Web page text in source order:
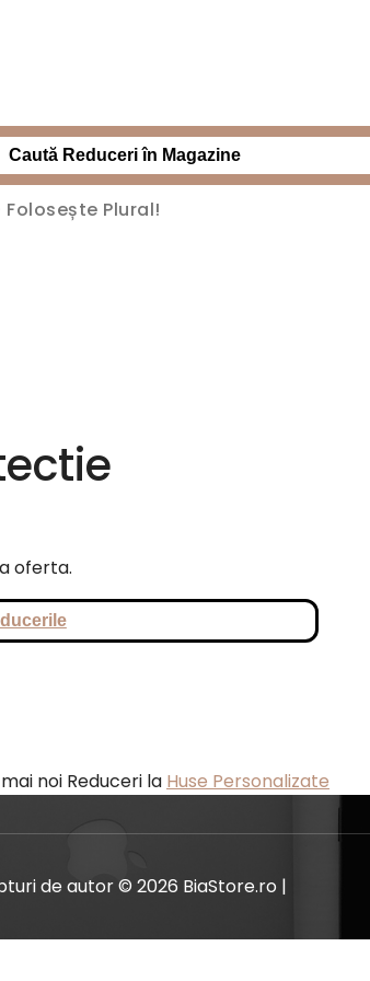
Caută Reduceri în Magazine
oferta.
noi Reduceri la Huse Personalizate
de autor © 2026 BiaStore.ro |